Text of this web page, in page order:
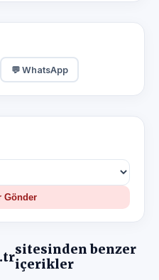
💬 WhatsApp
Gönder
sitesinden benzer
içerikler